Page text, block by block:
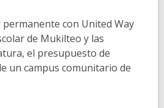
con United Way
de Mukilteo y las
el presupuesto de
un campus comunitario de